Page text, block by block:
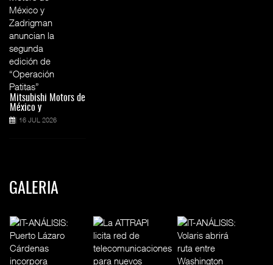
Mitsubishi Motors de
México y
16 JUL 2026
GALERIA